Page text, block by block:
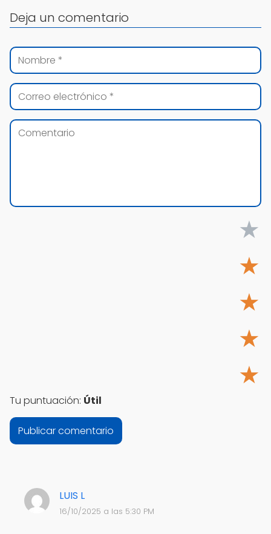
LUIS L
16/10/2025 a las 5:30 PM
Deja un comentario
★
★
★
★
★
Tu puntuación: Útil